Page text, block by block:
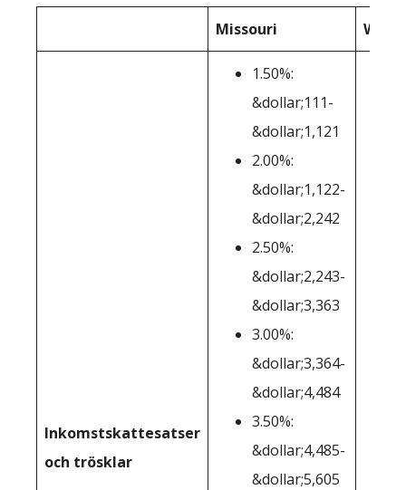
Missouri
Inkomstskattesatser
och trösklar
1.50%:
&dollar;111-
&dollar;1,121
2.00%:
&dollar;1,122-
&dollar;2,242
2.50%:
&dollar;2,243-
&dollar;3,363
3.00%:
&dollar;3,364-
&dollar;4,484
3.50%:
&dollar;4,485-
&dollar;5,605